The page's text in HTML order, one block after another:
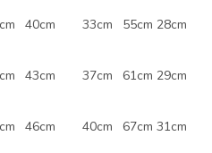
40cm 33cm 55cm 28cm
43cm 37cm 61cm 29cm
46cm 40cm 67cm 31cm